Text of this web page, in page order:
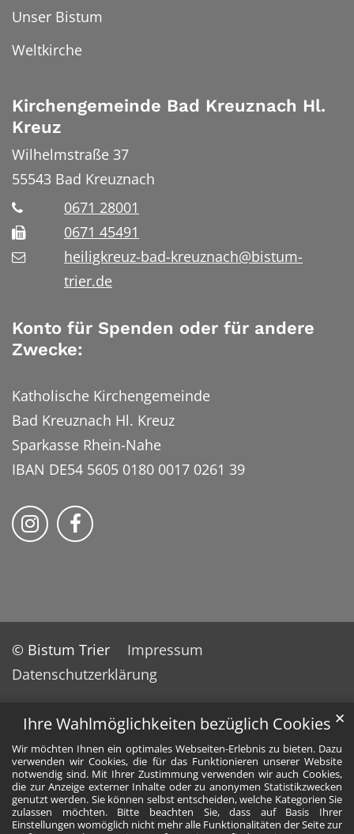
Ihre Wahlmöglichkeiten bezüglich Cookies
Wir möchten Ihnen ein optimales Webseiten-Erlebnis zu bieten. Dazu
verwenden wir Cookies, die für das Funktionieren unserer Website
notwendig sind. Mit Ihrer Zustimmung verwenden wir auch Cookies,
die zur Anzeige externer Inhalte oder zu anonymen Statistikzwecken
genutzt werden. Sie können selbst entscheiden, welche Kategorien Sie
zulassen möchten. Bitte beachten Sie, dass auf Basis Ihrer
Einstellungen womöglich nicht mehr alle Funktionalitäten der Seite zur
✕
Unser Bistum
Weltkirche
Kirchengemeinde Bad Kreuznach Hl.
Kreuz
Wilhelmstraße 37
55543 Bad Kreuznach
0671 28001
0671 45491
heiligkreuz-bad-kreuznach@bistum-
trier.de
Konto für Spenden oder für andere
Zwecke:
Katholische Kirchengemeinde
Bad Kreuznach Hl. Kreuz
Sparkasse Rhein-Nahe
IBAN DE54 5605 0180 0017 0261 39
Bistum Trier auf Instragram
Bistum Trier auf Facebook
© Bistum Trier
Impressum
Datenschutzerklärung